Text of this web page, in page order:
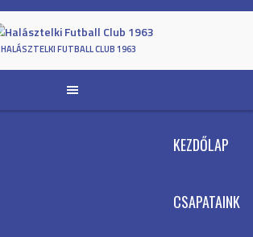
HALÁSZTELKI FUTBALL CLUB 1963
KEZDŐLAP
CSAPATAINK